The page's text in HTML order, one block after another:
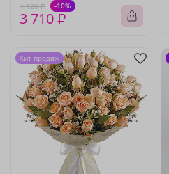
4 120 ₽ -10%
3 710 ₽
Хит продаж